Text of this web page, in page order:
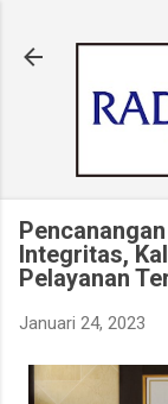
Integritas,
Pelayanan
Januari 24, 2023